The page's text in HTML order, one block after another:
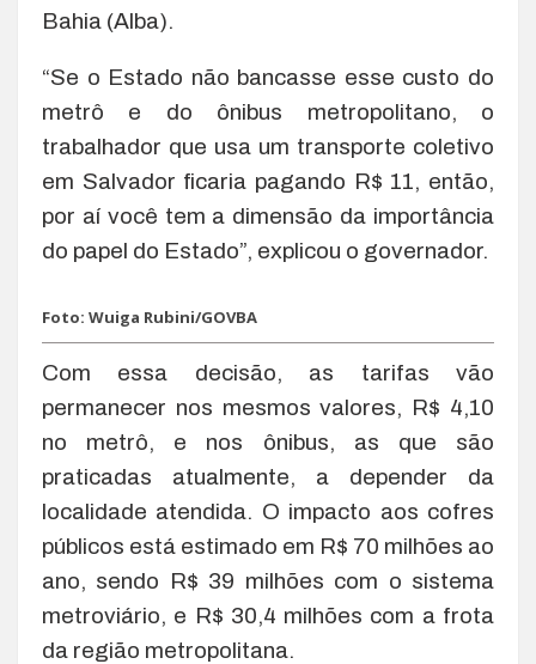
Bahia (Alba).
“Se o Estado não bancasse esse custo do
metrô e do ônibus metropolitano, o
trabalhador que usa um transporte coletivo
em Salvador ficaria pagando R$ 11, então,
por aí você tem a dimensão da importância
do papel do Estado”, explicou o governador.
Foto: Wuiga Rubini/GOVBA
Com essa decisão, as tarifas vão
permanecer nos mesmos valores, R$ 4,10
no metrô, e nos ônibus, as que são
praticadas atualmente, a depender da
localidade atendida. O impacto aos cofres
públicos está estimado em R$ 70 milhões ao
ano, sendo R$ 39 milhões com o sistema
metroviário, e R$ 30,4 milhões com a frota
da região metropolitana.